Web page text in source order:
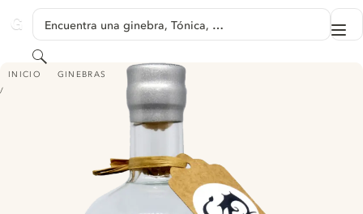
GINVENTORY
Encuentra una ginebra, Tónica, …
Buscar
INICIO GINEBRAS
SLAKE SUSSEX DRY GIN - HEDGEROW GIN